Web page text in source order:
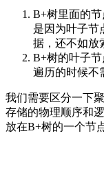
B+树里面的
是因为叶子节
据，还不如放
B+树的叶子
遍历的时候不
我们需要区分一下
存储的物理顺序和
放在B+树的一个节